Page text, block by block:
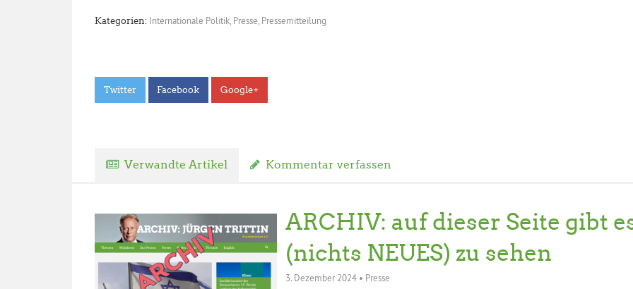
Kategorien: Internationale Politik Presse Pressemitteilung
Twitter Facebook Google+
Verwandte Artikel Kommentar verfassen
ARCHIV: auf dieser Seite gibt
(nichts NEUES) zu sehen
3. Dezember 2024• Presse